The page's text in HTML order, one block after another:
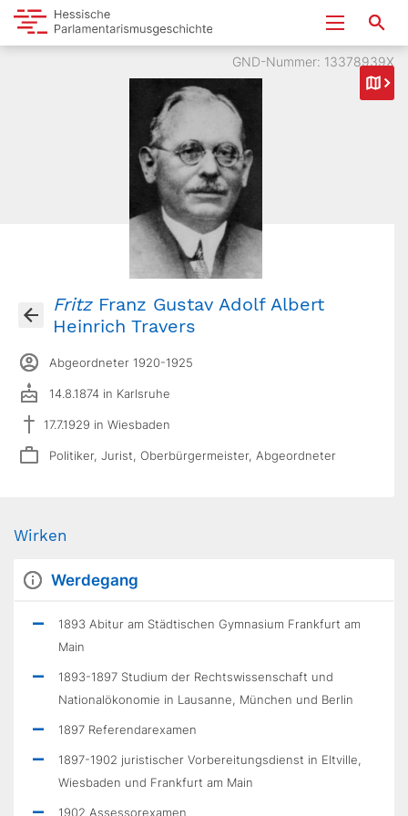
GND-Nummer: 13378939X
FritzFranz Gustav Adolf Albert
Heinrich Travers
Abgeordneter 1920-1925
14.8.1874 in Karlsruhe
17.7.1929 in Wiesbaden
Politiker, Jurist, Oberbürgermeister, Abgeordneter
Wirken
Werdegang
1893 Abitur am Städtischen Gymnasium Frankfurt am
Main
1893-1897 Studium der Rechtswissenschaft und
Nationalökonomie in Lausanne, München und Berlin
1897 Referendarexamen
1897-1902 juristischer Vorbereitungsdienst in Eltville,
Wiesbaden und Frankfurt am Main
1902 Assessorexamen